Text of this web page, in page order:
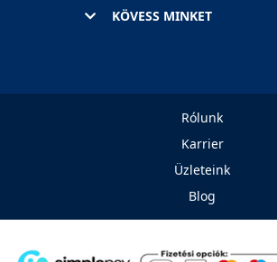
KÖVESS MINKET
Rólunk
Karrier
Üzleteink
Blog